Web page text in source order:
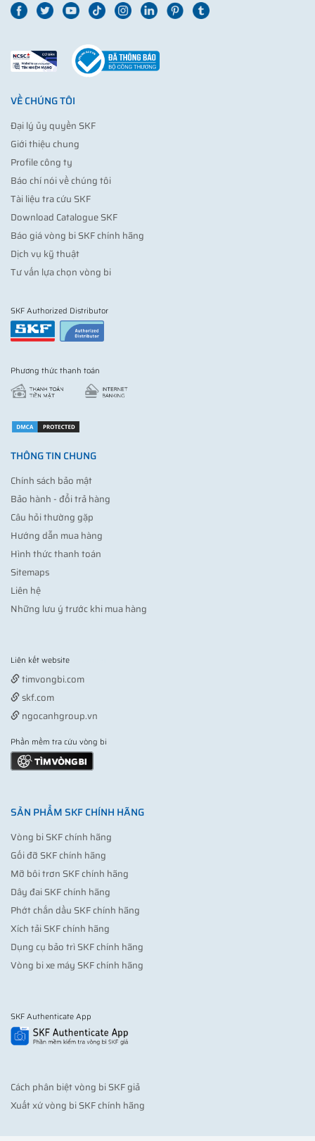
VỀ CHÚNG TÔI
Đại lý ủy quyền SKF
Giới thiệu chung
Profile công ty
Báo chí nói về chúng tôi
Tài liệu tra cứu SKF
Download Catalogue SKF
Báo giá vòng bi SKF chính hãng
Dịch vụ kỹ thuật
Tư vấn lựa chọn vòng bi
SKF Authorized Distributor
Phương thức thanh toán
THÔNG TIN CHUNG
Chính sách bảo mật
Bảo hành - đổi trả hàng
Câu hỏi thường gặp
Hướng dẫn mua hàng
Hình thức thanh toán
Sitemaps
Liên hệ
Những lưu ý trước khi mua hàng
Liên kết website
timvongbi.com
skf.com
ngocanhgroup.vn
Phần mềm tra cứu vòng bi
SẢN PHẨM SKF CHÍNH HÃNG
Vòng bi SKF chính hãng
Gối đỡ SKF chính hãng
Mỡ bôi trơn SKF chính hãng
Dây đai SKF chính hãng
Phớt chắn dầu SKF chính hãng
Xích tải SKF chính hãng
Dụng cụ bảo trì SKF chính hãng
Vòng bi xe máy SKF chính hãng
SKF Authenticate App
Cách phân biệt vòng bi SKF giả
Xuất xứ vòng bi SKF chính hãng